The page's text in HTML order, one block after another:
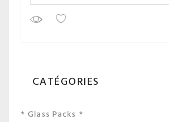
CATÉGORIES
* Glass Packs *